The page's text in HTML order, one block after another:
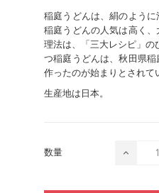
稲庭うどんは、絹のよう
稲庭うどんの人気は高く
理法は、「三大レシピ」の
つ稲庭うどんは、秋田県
作ったのが始まりとされて
生産地は日本。
数量